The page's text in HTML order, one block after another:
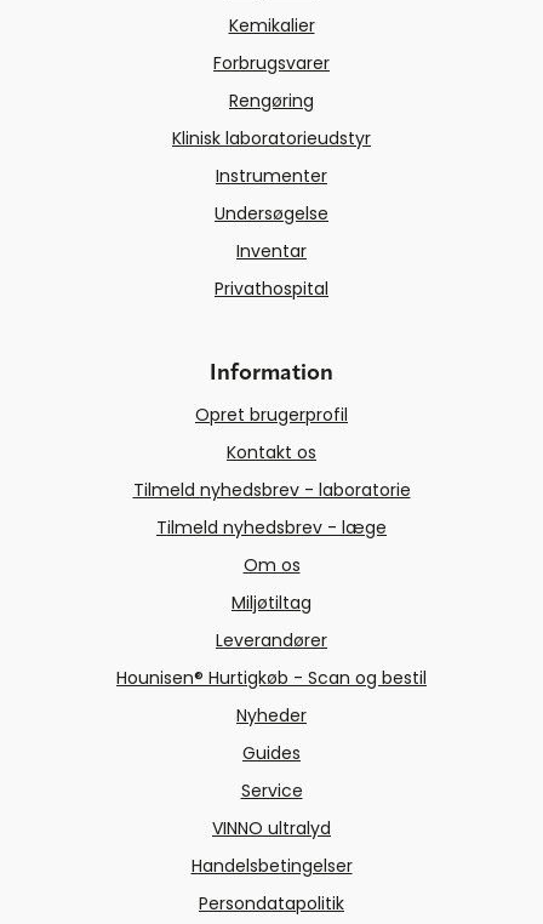
Kemikalier
Forbrugsvarer
Rengøring
Klinisk laboratorieudstyr
Instrumenter
Undersøgelse
Inventar
Privathospital
Information
Opret brugerprofil
Kontakt os
Tilmeld nyhedsbrev - laboratorie
Tilmeld nyhedsbrev - læge
Om os
Miljøtiltag
Leverandører
Hounisen® Hurtigkøb - Scan og bestil
Nyheder
Guides
Service
VINNO ultralyd
Handelsbetingelser
Persondatapolitik